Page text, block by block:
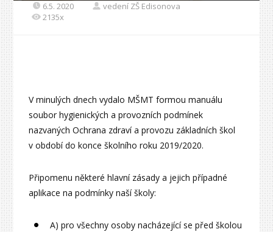
6.5. 2020
vedení ZŠ Edisonova
2135x
V minulých dnech vydalo MŠMT formou manuálu
soubor hygienických a provozních podmínek
nazvaných Ochrana zdraví a provozu základních škol
v období do konce školního roku 2019/2020.
Připomenu některé hlavní zásady a jejich případné
aplikace na podmínky naší školy:
A) pro všechny osoby nacházející se před školou